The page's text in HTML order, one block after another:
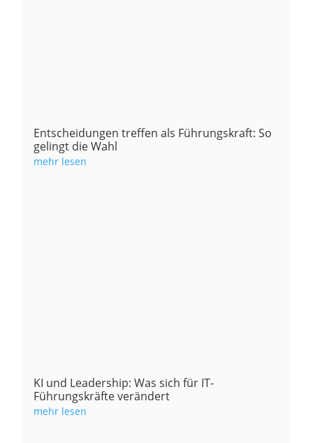
Entscheidungen treffen als Führungskraft: So
gelingt die Wahl
mehr lesen
KI und Leadership: Was sich für IT-
Führungskräfte verändert
mehr lesen